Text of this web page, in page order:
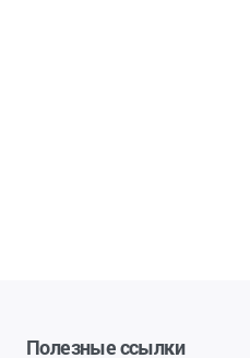
Полезные ссылки